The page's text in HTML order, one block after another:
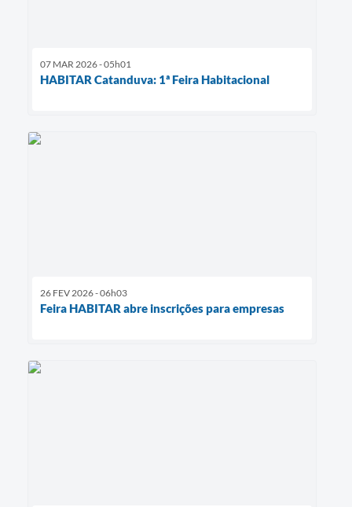
07 MAR 2026 - 05h01
HABITAR Catanduva: 1ª Feira Habitacional
26 FEV 2026 - 06h03
Feira HABITAR abre inscrições para empresas